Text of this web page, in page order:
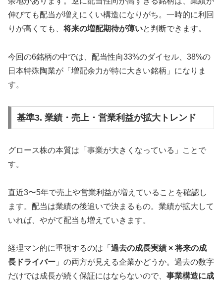
伸びても配当が増えにくい構造になりがち。一時的に利回
りが高くても、将来の増配期待が薄いと判断できます。
今回の6銘柄の中では、配当性向33%のダイセル、38%の
日本特殊陶業が「増配余力が特に大きい銘柄」になりま
す。
基準3. 業績・売上・営業利益が拡大トレンド
グロース株の本質は「事業が大きくなっている」ことで
す。
直近3〜5年で売上や営業利益が増えていることを確認し
ます。配当は業績の後追いで決まるもの。業績が拡大して
いれば、やがて配当も増えていきます。
経理マン的に重視するのは「 過去の成長実績 × 将来の成
長ドライバー 」の両方が見える企業かどうか。過去の数字
だけでは成長が続く保証にはならないので、 事業構造に成